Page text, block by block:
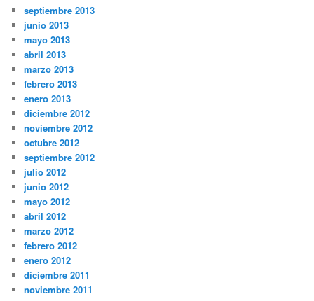
septiembre 2013
junio 2013
mayo 2013
abril 2013
marzo 2013
febrero 2013
enero 2013
diciembre 2012
noviembre 2012
octubre 2012
septiembre 2012
julio 2012
junio 2012
mayo 2012
abril 2012
marzo 2012
febrero 2012
enero 2012
diciembre 2011
noviembre 2011